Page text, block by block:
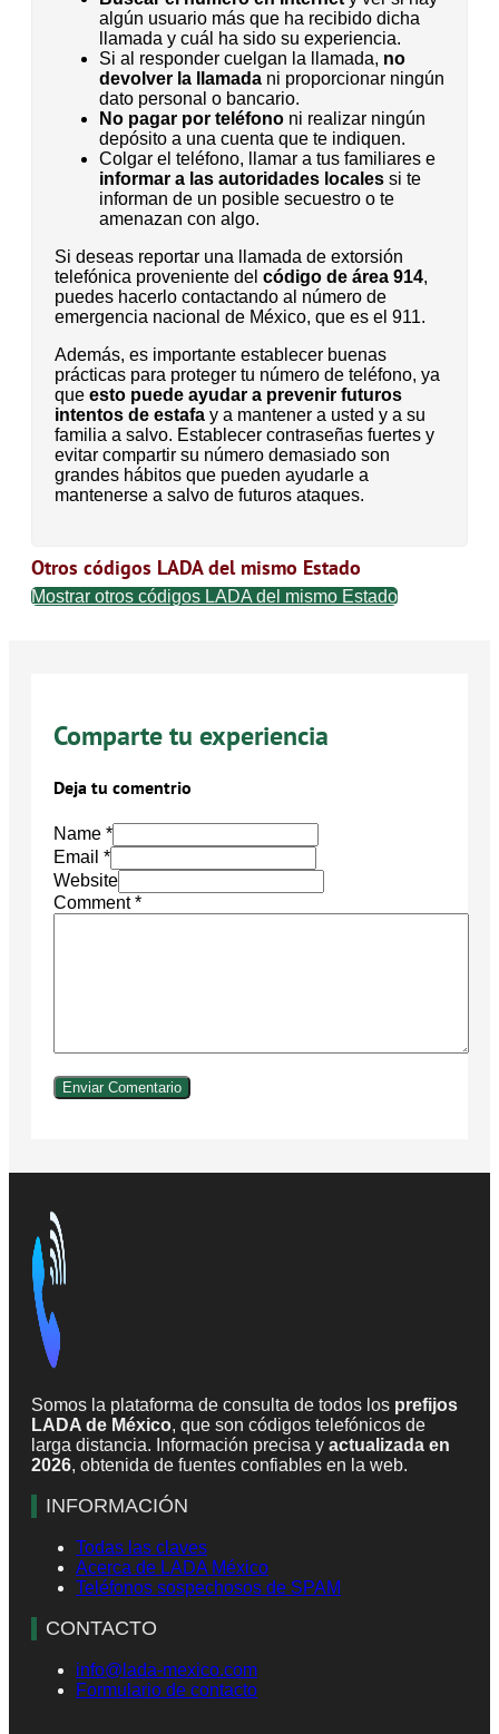
algún usuario más que ha recibido dicha
llamada y cuál ha sido su experiencia.
Si al responder cuelgan la llamada, no
devolver la llamada ni proporcionar ningún
dato personal o bancario.
No pagar por teléfono ni realizar ningún
depósito a una cuenta que te indiquen.
Colgar el teléfono, llamar a tus familiares e
informar a las autoridades locales si te
informan de un posible secuestro o te
amenazan con algo.
Si deseas reportar una llamada de extorsión
telefónica proveniente del código de área 914,
puedes hacerlo contactando al número de
emergencia nacional de México, que es el 911.
Además, es importante establecer buenas
prácticas para proteger tu número de teléfono, ya
que esto puede ayudar a prevenir futuros
intentos de estafa y a mantener a usted y a su
familia a salvo. Establecer contraseñas fuertes y
evitar compartir su número demasiado son
grandes hábitos que pueden ayudarle a
mantenerse a salvo de futuros ataques.
Otros códigos LADA del mismo Estado
Mostrar otros códigos LADA del mismo Estado
Comparte tu experiencia
Deja tu comentrio
Name *
Email *
Website
Comment*
Somos la plataforma de consulta de todos los prefijos
LADA de México, que son códigos telefónicos de
larga distancia. Información precisa y actualizada en
2026, obtenida de fuentes confiables en la web.
INFORMACIÓN
Todas las claves
Acerca de LADA México
Teléfonos sospechosos de SPAM
CONTACTO
info@lada-mexico.com
Formulario de contacto